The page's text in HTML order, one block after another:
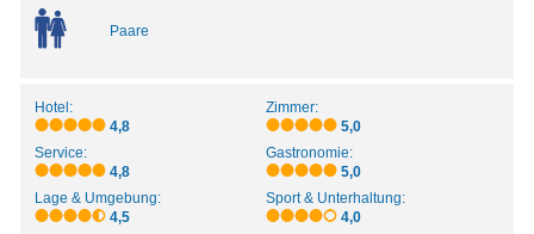
Paare
Hotel:
4,8
Zimmer:
5,0
Service:
4,8
Gastronomie:
5,0
Lage & Umgebung:
4,5
Sport & Unterhaltung:
4,0